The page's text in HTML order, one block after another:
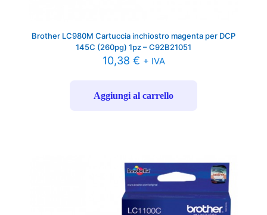
Brother LC980M Cartuccia inchiostro magenta per DCP
145C (260pg) 1pz – C92B21051
10,38 € + IVA
Aggiungi al carrello